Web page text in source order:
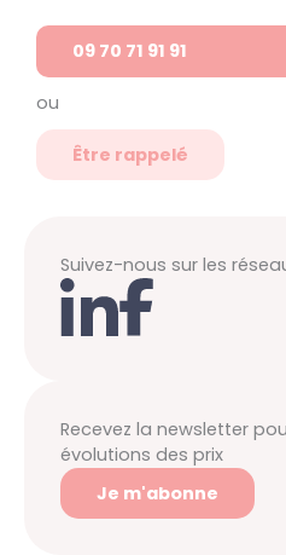
09 70 71 91 91
ou
Être rappelé
Suivez-nous sur les
Recevez la newsletter
évolutions des prix
Je m'abonne